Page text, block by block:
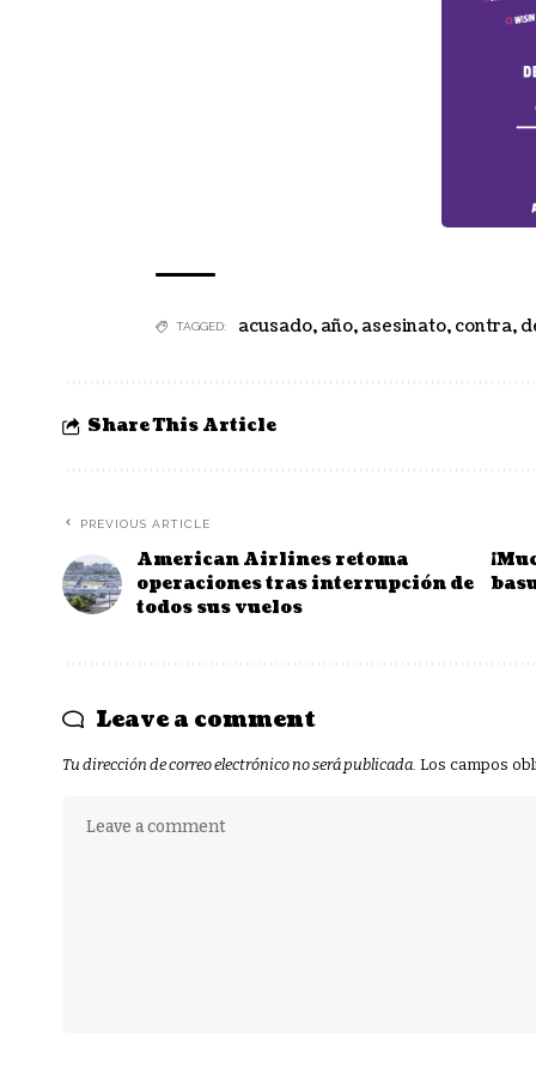
TAGGED: acusado, año, asesinato, contra,
Share This Article
PREVIOUS ARTICLE
American Airlines retoma
operaciones tras interrupción de
todos sus vuelos
Leave a comment
Tu dirección de correo electrónico no será publicada. Los campos